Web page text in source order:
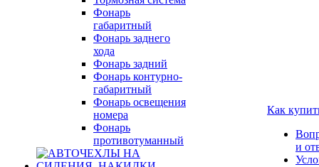
Фонарь
габаритный
Фонарь заднего
хода
Фонарь задний
Фонарь контурно-
габаритный
Фонарь освещения
номера
Фонарь
противотуманный
Как
и